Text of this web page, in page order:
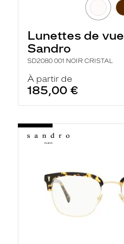
Lunettes de vue
Sandro
SD2080 001 NOIR CRISTAL
À partir de
185,00 €